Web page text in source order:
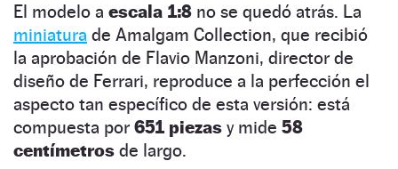
El modelo a escala 1:8 no se quedó atrás. La
miniatura de Amalgam Collection, que recibió
la aprobación de Flavio Manzoni, director de
diseño de Ferrari, reproduce a la perfección el
aspecto tan específico de esta versión: está
compuesta por 651 piezas y mide 58
centímetros de largo.